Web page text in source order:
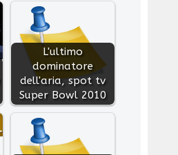
L'ultimo
dominatore
dell'aria, spot tv
Super Bowl 2010